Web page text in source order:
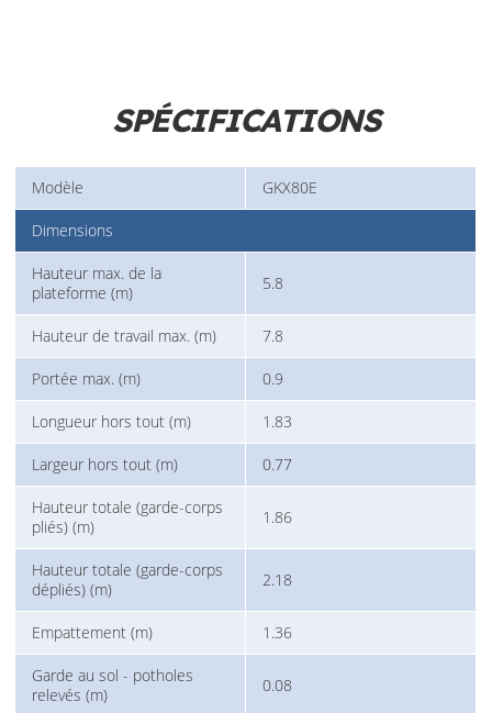
SPÉCIFICATIONS
Modèle GKX80E
Dimensions
Hauteur max. de la
plateforme (m)
5.8
Hauteur de travail max. (m) 7.8
Portée max. (m) 0.9
Longueur hors tout (m) 1.83
Largeur hors tout (m) 0.77
Hauteur totale (garde-corps
pliés) (m)
1.86
Hauteur totale (garde-corps
dépliés) (m)
2.18
Empattement (m) 1.36
Garde au sol - potholes
relevés (m)
0.08